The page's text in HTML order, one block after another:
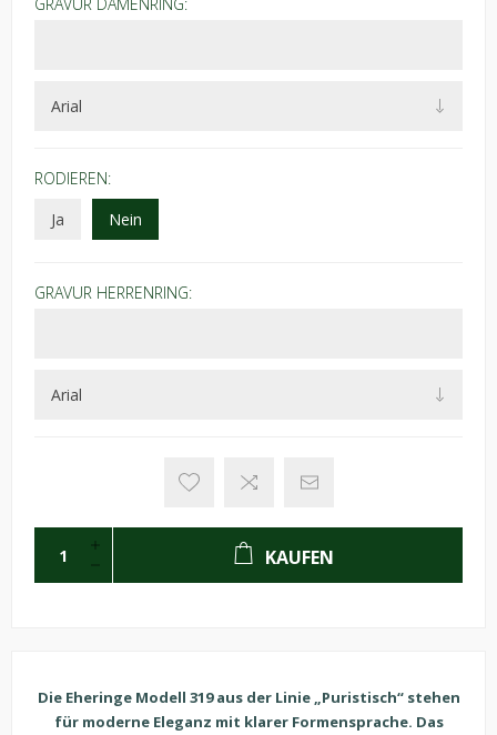
RODIEREN:
Ja
Nein
GRAVUR HERRENRING:
KAUFEN
Die Eheringe Modell 319 aus der Linie „Puristisch“ stehen
für moderne Eleganz mit klarer Formensprache. Das